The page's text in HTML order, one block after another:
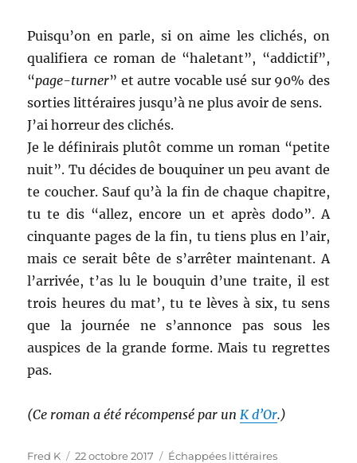
Puisqu’on en parle, si on aime les clichés, on
qualifiera ce roman de “haletant”, “addictif”,
“page-turner” et autre vocable usé sur 90% des
sorties littéraires jusqu’à ne plus avoir de sens.
J’ai horreur des clichés.
Je le définirais plutôt comme un roman “petite
nuit”. Tu décides de bouquiner un peu avant de
te coucher. Sauf qu’à la fin de chaque chapitre,
tu te dis “allez, encore un et après dodo”. A
cinquante pages de la fin, tu tiens plus en l’air,
mais ce serait bête de s’arrêter maintenant. A
l’arrivée, t’as lu le bouquin d’une traite, il est
trois heures du mat’, tu te lèves à six, tu sens
que la journée ne s’annonce pas sous les
auspices de la grande forme. Mais tu regrettes
pas.
(Ce roman a été récompensé par un K d’Or.)
Auteur
Fred K
Publié
22 octobre 2017 Catégories
Échappées littéraires